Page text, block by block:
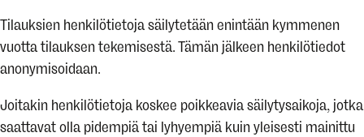
Tilauksien henkilötietoja säilytetään enintään kymmenen
vuotta tilauksen tekemisestä. Tämän jälkeen henkilötiedot
anonymisoidaan.
Joitakin henkilötietoja koskee poikkeavia säilytysaikoja, jotka
saattavat olla pidempiä tai lyhyempiä kuin yleisesti mainittu